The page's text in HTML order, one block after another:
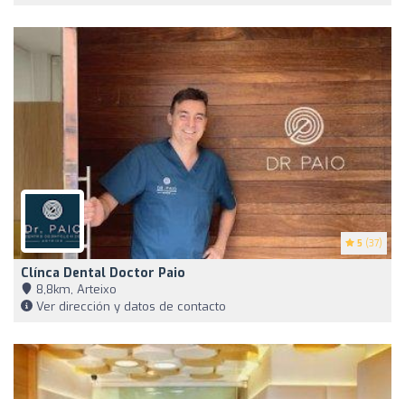
5 (37)
Clínca Dental Doctor Paio
8,8km, Arteixo
Ver dirección y datos de contacto